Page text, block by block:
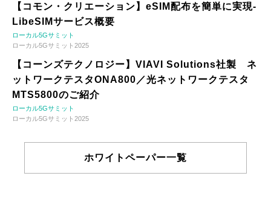
【コモン・クリエーション】eSIM配布を簡単に実現-
LibeSIMサービス概要
ローカル5Gサミット
ローカル5Gサミット2025
【コーンズテクノロジー】VIAVI Solutions社製 ネ
ットワークテスタONA800／光ネットワークテスタ
MTS5800のご紹介
ローカル5Gサミット
ローカル5Gサミット2025
ホワイトペーパー一覧